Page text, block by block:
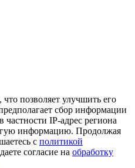
позволяет улучшить его
сбор информации
частности IP-адрес региона
информацию. Продолжая
с политикой
согласие на обработку